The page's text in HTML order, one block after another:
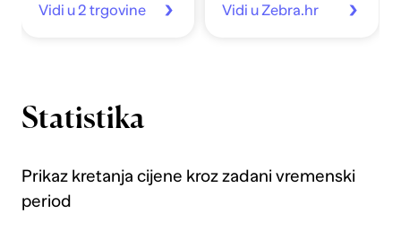
Vidi u 2 trgovine Vidi u Zebra.hr
Statistika
Prikaz kretanja cijene kroz zadani vremenski
period